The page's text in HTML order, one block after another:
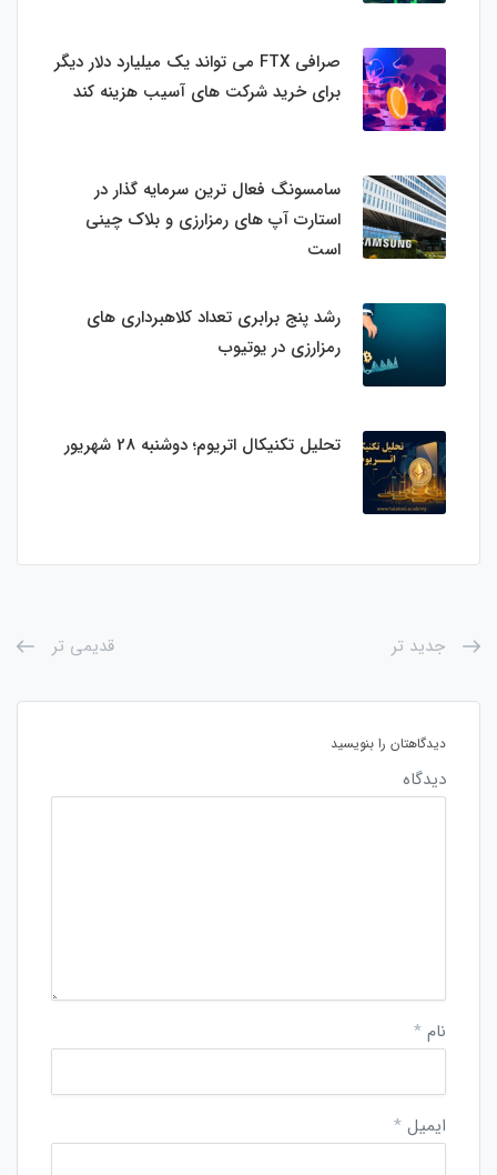
صرافی FTX می تواند یک میلیارد دلار دیگر
برای خرید شرکت های آسیب هزینه کند
سامسونگ فعال‌ ترین سرمایه‌ گذار در
استارت‌ آپ‌ های رمزارزی و بلاک چینی
است
رشد پنج برابری تعداد کلاهبرداری های
رمزارزی در یوتیوب
تحلیل تکنیکال اتریوم؛ دوشنبه 28 شهریور
جدید تر قدیمی تر
دیدگاهتان را بنویسید
دیدگاه
نام *
ایمیل *